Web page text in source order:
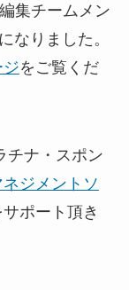
集チームメン
なりました。
をご覧くだ
チナ・スポン
ジメントソ
ポート頂き